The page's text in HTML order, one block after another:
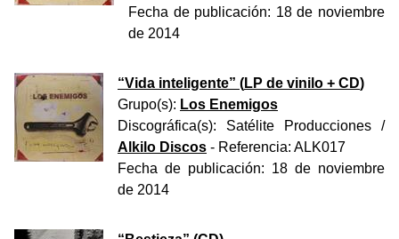
Fecha de publicación: 18 de noviembre
de 2014
“Vida inteligente” (LP de vinilo + CD)
Grupo(s): Los Enemigos
Discográfica(s): Satélite Producciones /
Alkilo Discos - Referencia: ALK017
Fecha de publicación: 18 de noviembre
de 2014